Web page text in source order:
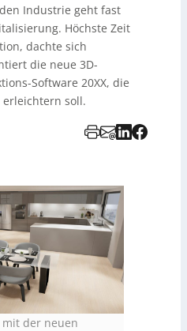
Industrie geht fast
Höchste Zeit
dachte sich
die neue 3D-
Software 20XX, die
erleichtern soll.
der neuen